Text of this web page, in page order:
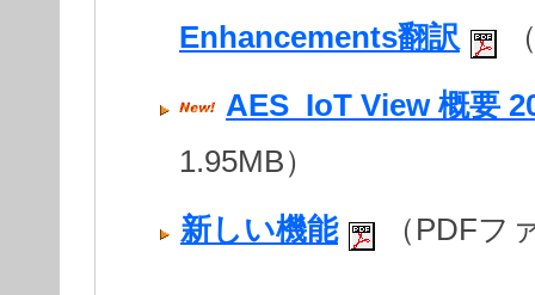
Enhancements翻訳
AES_IoT View 概要
1.95MB）
新しい機能
（PDFフ